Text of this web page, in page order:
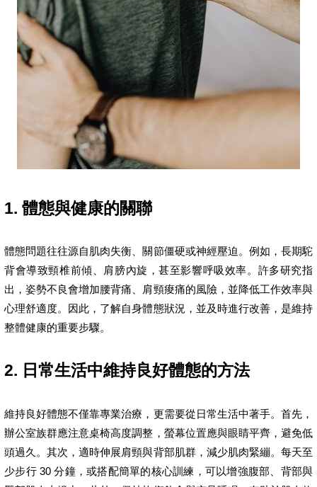
1. 體態與健康的關聯
體態問題往往源自肌肉失衡、關節僵硬或神經壓迫。例如，長期駝
背會導致頸椎前傾、肩膀內旋，甚至影響呼吸效率。許多研究指
出，姿勢不良會增加腰背痛、肩頸痠痛的風險，並降低工作效率與
心理舒適度。因此，了解自身體態狀況，並及時進行改善，是維持
整體健康的重要步驟。
2. 日常生活中維持良好體態的方法
維持良好體態不僅靠專業治療，更需要從日常生活中著手。首先，
辦公室族群應注意桌椅高度調整，螢幕位置應與眼睛平齊，避免低
頭過久。其次，適時伸展肩頸與背部肌群，減少肌肉緊繃。每天至
少步行 30 分鐘，或搭配簡單的核心訓練，可以增強腹部、背部與